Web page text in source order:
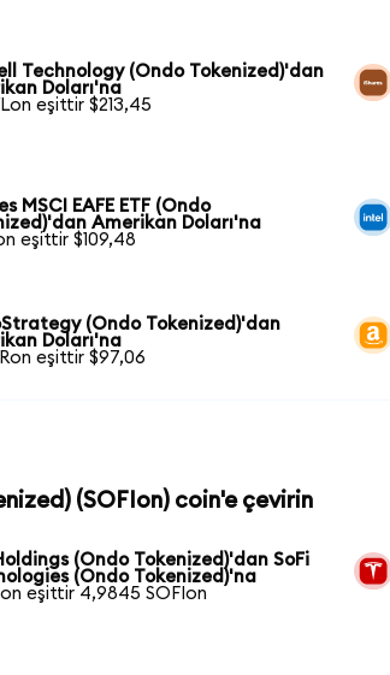
Technology (Ondo Tokenized)'dan
Doları'na
eşittir $213,45
MSCI EAFE ETF (Ondo
Amerikan Doları'na
eşittir $109,48
(Ondo Tokenized)'dan
Doları'na
eşittir $97,06
(SOFIon) coin'e çevirin
(Ondo Tokenized)'dan SoFi
(Ondo Tokenized)'na
eşittir 4,9845 SOFIon